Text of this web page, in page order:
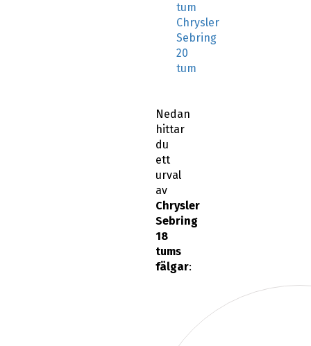
tum
Chrysler
Sebring
20
tum
Nedan
hittar
du
ett
urval
av
Chrysler
Sebring
18
tums
fälgar: